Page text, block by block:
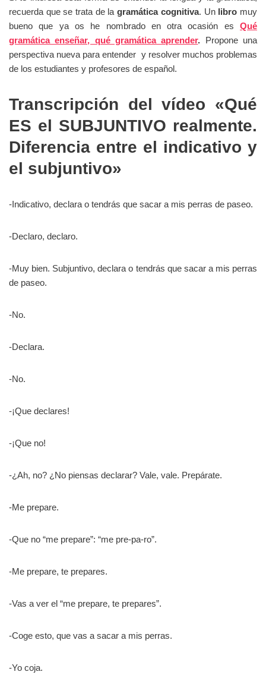
recuerda que se trata de lagramática cognitiva. Un libro muy
bueno que ya os he nombrado en otra ocasión es Qué
gramática enseñar, qué gramática aprender. Propone una
perspectiva nueva para entender y resolver muchos problemas
de los estudiantes y profesores de español.
Transcripción del vídeo «Qué
ES el SUBJUNTIVO realmente.
Diferencia entre el indicativo y
el subjuntivo»
-Indicativo, declara o tendrás que sacar a mis perras de paseo.
-Declaro, declaro.
-Muy bien. Subjuntivo, declara o tendrás que sacar a mis perras
de paseo.
-No.
-Declara.
-No.
-¡Que declares!
-¡Que no!
-¿Ah, no? ¿No piensas declarar? Vale, vale. Prepárate.
-Me prepare.
-Que no “me prepare”: “me pre-pa-ro”.
-Me prepare, te prepares.
-Vas a ver el “me prepare, te prepares”.
-Coge esto, que vas a sacar a mis perras.
-Yo coja.